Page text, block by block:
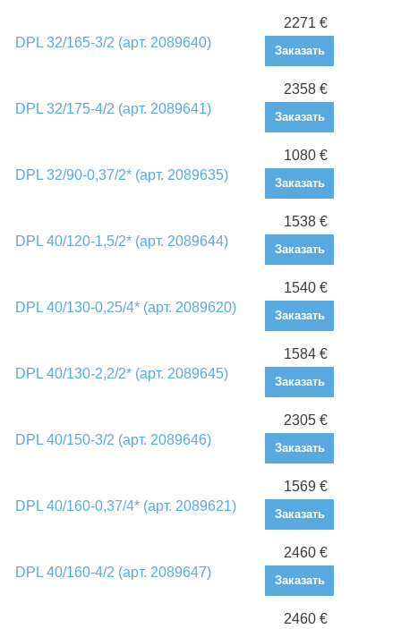
DPL 32/165-3/2 (арт. 2089640)
2271 €
Заказать
DPL 32/175-4/2 (арт. 2089641)
2358 €
Заказать
DPL 32/90-0,37/2* (арт. 2089635)
1080 €
Заказать
DPL 40/120-1,5/2* (арт. 2089644)
1538 €
Заказать
DPL 40/130-0,25/4* (арт. 2089620)
1540 €
Заказать
DPL 40/130-2,2/2* (арт. 2089645)
1584 €
Заказать
DPL 40/150-3/2 (арт. 2089646)
2305 €
Заказать
DPL 40/160-0,37/4* (арт. 2089621)
1569 €
Заказать
DPL 40/160-4/2 (арт. 2089647)
2460 €
Заказать
2460 €